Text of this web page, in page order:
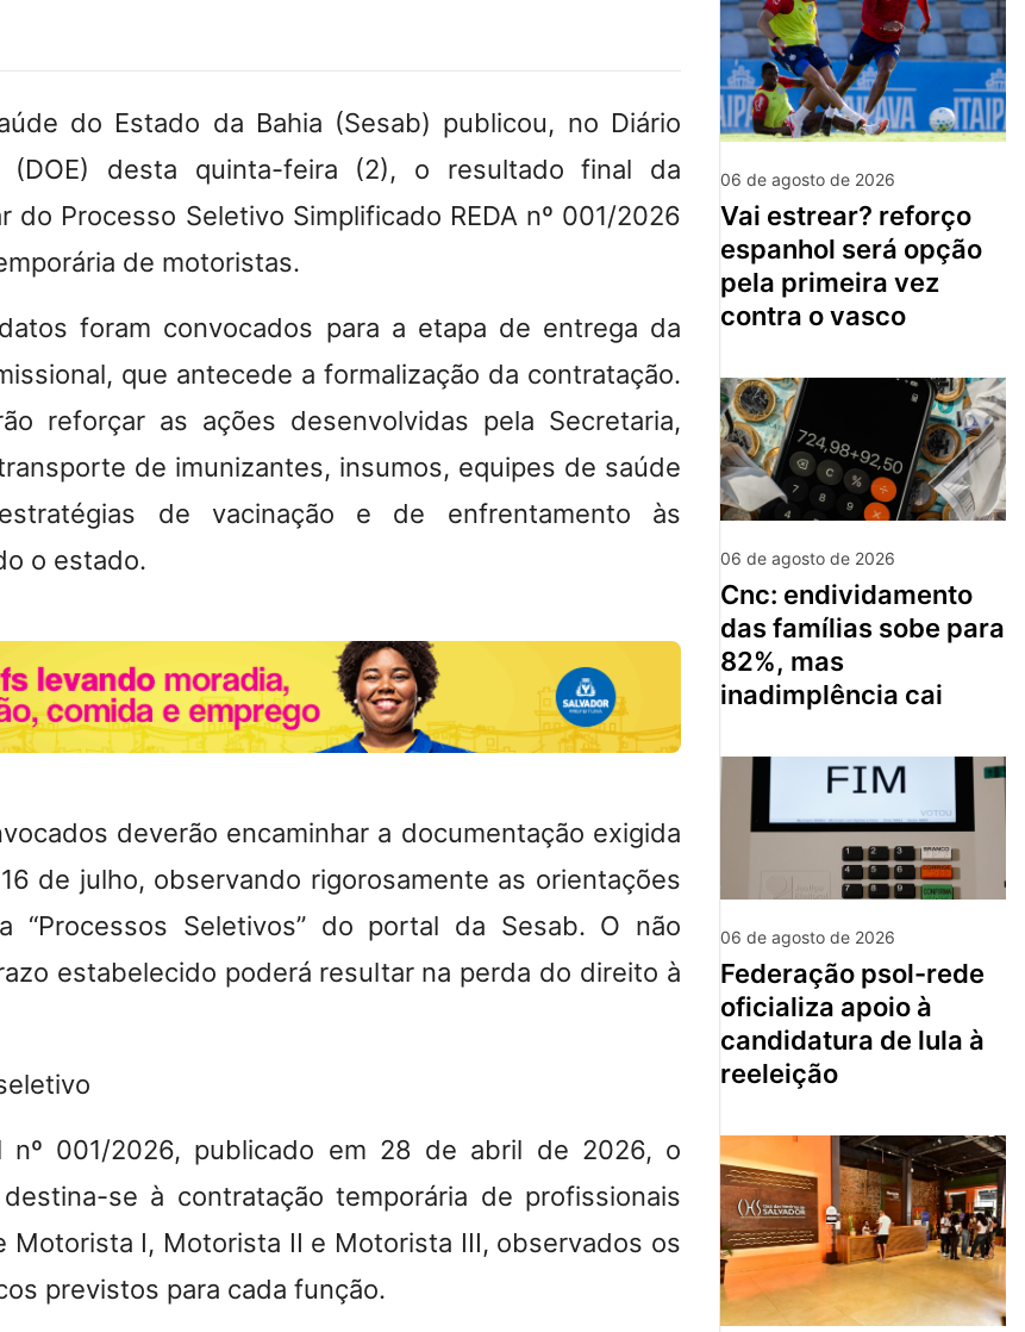
do Estado da Bahia (Sesab) publicou, no Diário
(DOE) desta quinta-feira (2), o resultado final da
do Processo Seletivo Simplificado REDA nº 001/2026
de motoristas.
foram convocados para a etapa de entrega da
que antecede a formalização da contratação.
reforçar as ações desenvolvidas pela Secretaria,
de imunizantes, insumos, equipes de saúde
de vacinação e de enfrentamento às
o estado.
deverão encaminhar a documentação exigida
de julho, observando rigorosamente as orientações
“Processos Seletivos” do portal da Sesab. O não
estabelecido poderá resultar na perda do direito à
nº 001/2026, publicado em 28 de abril de 2026, o
se à contratação temporária de profissionais
Motorista I, Motorista II e Motorista III, observados os
previstos para cada função.
06 de agosto de 2026
vai estrear? reforço
espanhol será opção
pela primeira vez
contra o vasco
06 de agosto de 2026
cnc: endividamento
das famílias sobe para
82%, mas
inadimplência cai
06 de agosto de 2026
federação psol-rede
oficializa apoio à
candidatura de lula à
reeleição